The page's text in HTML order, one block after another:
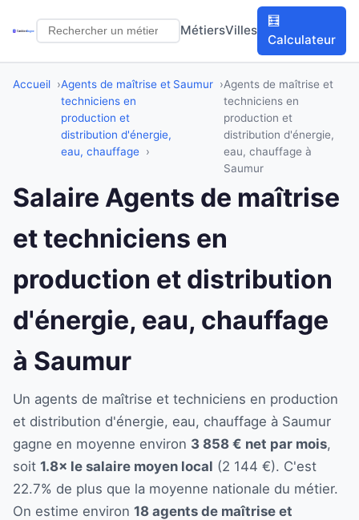
MétiersVilles
🧮
Calculateur
Accueil
Agents de maîtrise et
techniciens en
production et
distribution d'énergie,
eau, chauffage
Saumur
Agents de maîtrise et
techniciens en
production et
distribution d'énergie,
eau, chauffage à
Saumur
Salaire Agents de maîtrise
et techniciens en
production et distribution
d'énergie, eau, chauffage
à Saumur
Un agents de maîtrise et techniciens en production
et distribution d'énergie, eau, chauffage à Saumur
gagne en moyenne environ 3 858 € net par mois,
soit 1.8× le salaire moyen local (2 144 €). C'est
22.7% de plus que la moyenne nationale du métier.
On estime environ 18 agents de maîtrise et